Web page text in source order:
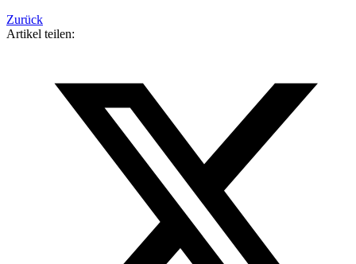
Zurück
Artikel teilen: